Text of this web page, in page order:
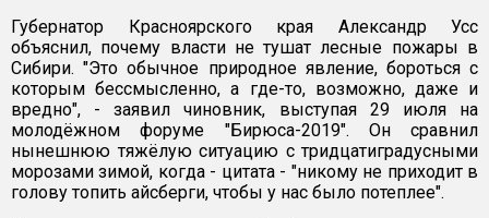
Губернатор Красноярского края Александр Усс
объяснил, почему власти не тушат лесные пожары в
Сибири. "Это обычное природное явление, бороться с
которым бессмысленно, а где-то, возможно, даже и
вредно", - заявил чиновник, выступая 29 июля на
молодёжном форуме "Бирюса-2019". Он сравнил
нынешнюю тяжёлую ситуацию с тридцатиградусными
морозами зимой, когда - цитата - "никому не приходит в
голову топить айсберги, чтобы у нас было потеплее".